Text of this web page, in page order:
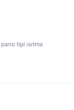
tipi ısıtma